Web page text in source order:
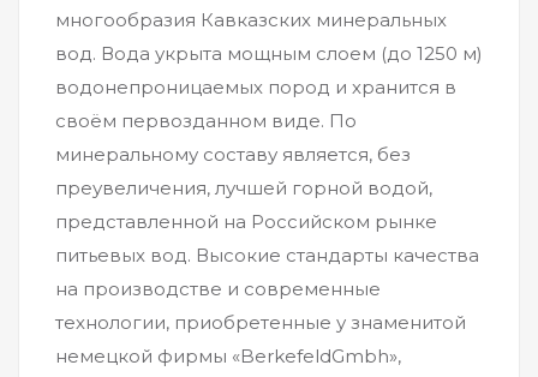
многообразия Кавказских минеральных
вод. Вода укрыта мощным слоем (до 1250 м)
водонепроницаемых пород и хранится в
своём первозданном виде. По
минеральному составу является, без
преувеличения, лучшей горной водой,
представленной на Российском рынке
питьевых вод. Высокие стандарты качества
на производстве и современные
технологии, приобретенные у знаменитой
немецкой фирмы «BerkefeldGmbh»,